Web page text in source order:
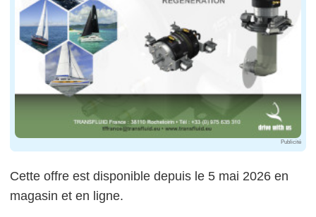
Publicité
Cette offre est disponible depuis le 5 mai 2026 en
magasin et en ligne.